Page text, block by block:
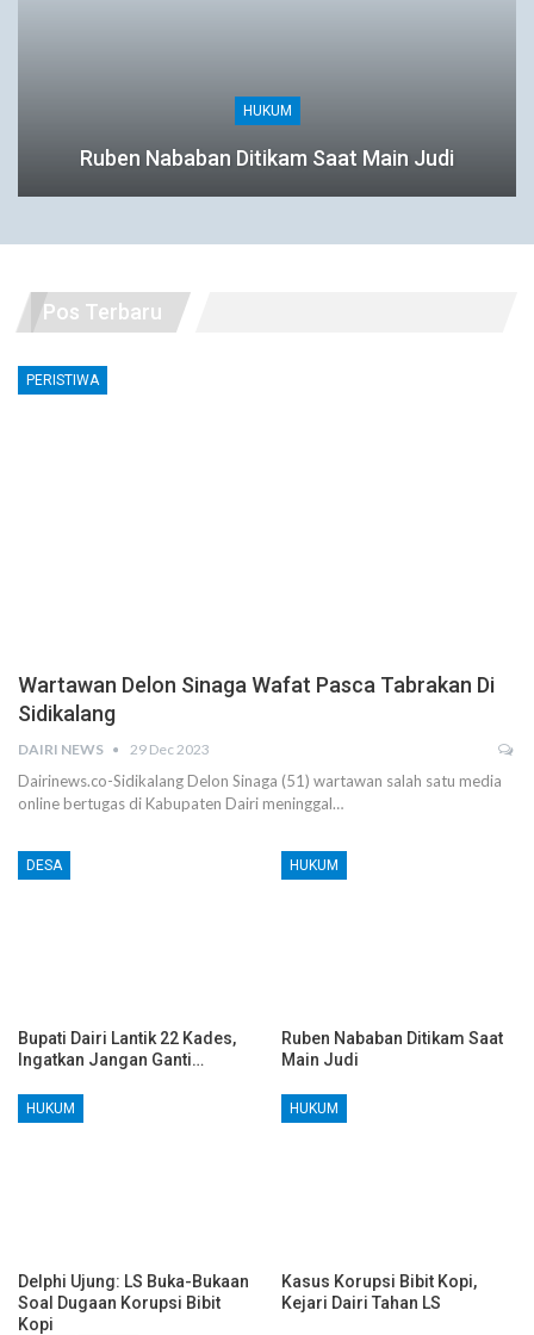
HUKUM
Ruben Nababan Ditikam Saat Main Judi
Pos Terbaru
PERISTIWA
Wartawan Delon Sinaga Wafat Pasca Tabrakan Di
Sidikalang
DAIRI NEWS 29 Dec 2023
Dairinews.co-Sidikalang Delon Sinaga (51) wartawan salah satu media
online bertugas di Kabupaten Dairi meninggal…
DESA
Bupati Dairi Lantik 22 Kades,
Ingatkan Jangan Ganti…
HUKUM
Ruben Nababan Ditikam Saat
Main Judi
HUKUM
Delphi Ujung: LS Buka-Bukaan
Soal Dugaan Korupsi Bibit
Kopi
HUKUM
Kasus Korupsi Bibit Kopi,
Kejari Dairi Tahan LS